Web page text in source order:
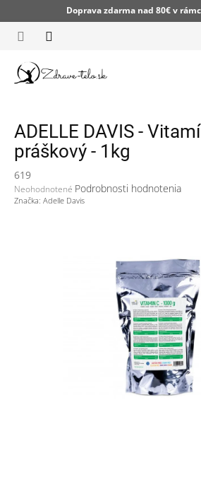
na
obsah
Doprava zdarma nad 80€ v
ADELLE DAVIS -
práškový - 1kg
619
Priemerné
hodnotenie
Neohodnotené Podrobnosti hodnotenia
Značka: Adelle Davis